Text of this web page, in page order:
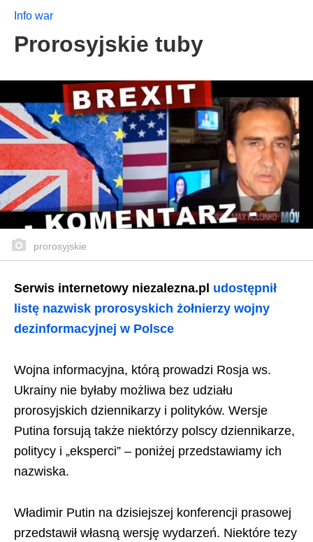
Info war
Prorosyjskie tuby
prorosyjskie
Serwis internetowy niezalezna.pl udostępnił
listę nazwisk prorosyskich żołnierzy wojny
dezinformacyjnej w Polsce
Wojna informacyjna, którą prowadzi Rosja ws.
Ukrainy nie byłaby możliwa bez udziału
prorosyjskich dziennikarzy i polityków. Wersje
Putina forsują także niektórzy polscy dziennikarze,
politycy i „eksperci” – poniżej przedstawiamy ich
nazwiska.
Władimir Putin na dzisiejszej konferencji prasowej
przedstawił własną wersję wydarzeń. Niektóre tezy